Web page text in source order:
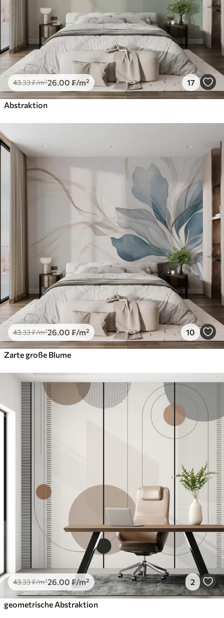
43.33₣/m²26 .00 ₣/m² 17
Abstraktion
43.33₣/m²26 .00 ₣/m² 10
Zarte große Blume
43.33₣/m²26 .00 ₣/m² 2
geometrische Abstraktion